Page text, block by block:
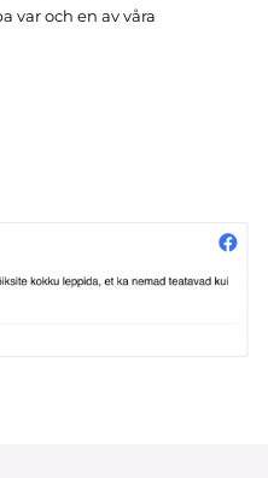
var och en av våra